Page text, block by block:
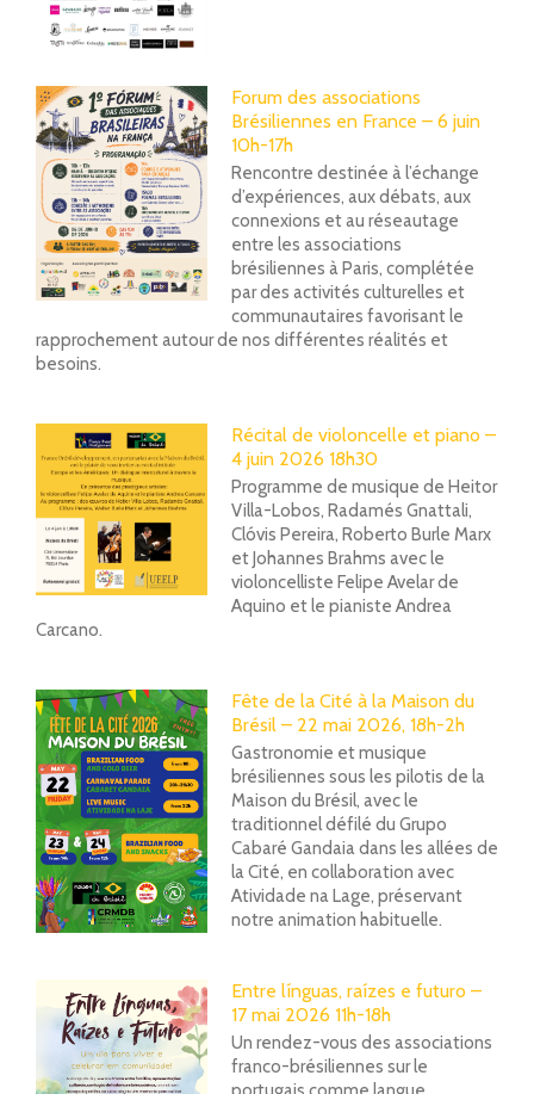
Forum des associations
Brésiliennes en France – 6 juin
10h-17h
Rencontre destinée à l’échange
d’expériences, aux débats, aux
connexions et au réseautage
entre les associations
brésiliennes à Paris, complétée
par des activités culturelles et
communautaires favorisant le
rapprochement autour de nos différentes réalités et
besoins.
Récital de violoncelle et piano –
4 juin 2026 18h30
Programme de musique de Heitor
Villa-Lobos, Radamés Gnattali,
Clóvis Pereira, Roberto Burle Marx
et Johannes Brahms avec le
violoncelliste Felipe Avelar de
Aquino et le pianiste Andrea
Carcano.
Fête de la Cité à la Maison du
Brésil – 22 mai 2026, 18h-2h
Gastronomie et musique
brésiliennes sous les pilotis de la
Maison du Brésil, avec le
traditionnel défilé du Grupo
Cabaré Gandaia dans les allées de
la Cité, en collaboration avec
Atividade na Lage, préservant
notre animation habituelle.
Entre línguas, raízes e futuro –
17 mai 2026 11h-18h
Un rendez-vous des associations
franco-brésiliennes sur le